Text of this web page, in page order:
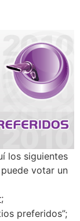
los siguientes
votar un
;
preferidos”;